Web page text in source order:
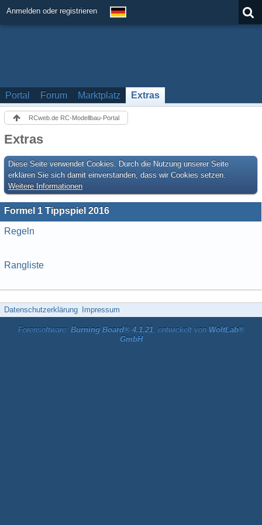
Anmelden oder registrieren
Portal Forum Marktplatz Extras
RCweb.de RC-Modellbau-Portal
Extras
Diese Seite verwendet Cookies. Durch die Nutzung unserer Seite
erklären Sie sich damit einverstanden, dass wir Cookies setzen.
Weitere Informationen
Formel 1 Tippspiel 2016
Regeln
Rangliste
Datenschutzerklärung Impressum
Forensoftware: Burning Board® 4.1.21, entwickelt von WoltLab®
GmbH